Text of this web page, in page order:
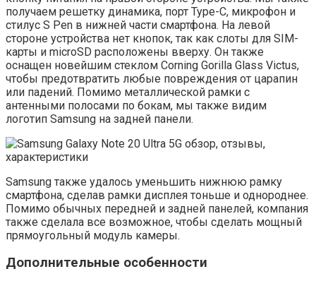
получаем решетку динамика, порт Type-C, микрофон и
стилус S Pen в нижней части смартфона. На левой
стороне устройства нет кнопок, так как слоты для SIM-
карты и microSD расположены вверху. Он также
оснащен новейшим стеклом Corning Gorilla Glass Victus,
чтобы предотвратить любые повреждения от царапин
или падений. Помимо металлической рамки с
антенными полосами по бокам, мы также видим
логотип Samsung на задней панели.
Samsung также удалось уменьшить нижнюю рамку
смартфона, сделав рамки дисплея тоньше и однороднее.
Помимо обычных передней и задней панелей, компания
также сделала все возможное, чтобы сделать мощный
прямоугольный модуль камеры.
Дополнительные особенности